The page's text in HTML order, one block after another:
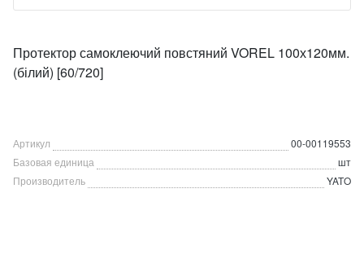
Протектор самоклеючий повстяний VOREL 100х120мм.
(білий) [60/720]
Артикул
00-00119553
Базовая единица
шт
Производитель
YATO